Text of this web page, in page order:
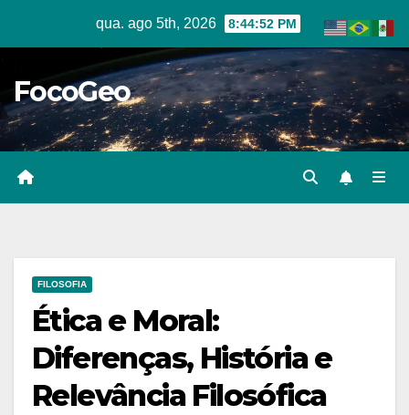
qua. ago 5th, 2026 8:44:53 PM
FocoGeo
FILOSOFIA
Ética e Moral:
Diferenças, História e
Relevância Filosófica